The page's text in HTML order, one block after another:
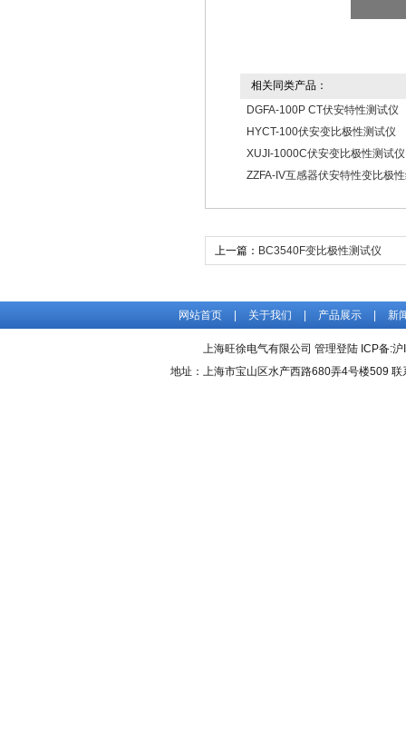
相关同类产品：
DGFA-100P CT伏安特性测试仪
HYCT-100伏安变比极性测试仪
XUJI-1000C伏安变比极性测试仪
ZZFA-IV互感器伏安特性变比极
上一篇： BC3540F变比极性测试仪
网站首页 关于我们 产品展示 新
上海旺徐电气有限公司 管理登陆 ICP备:沪
地址：上海市宝山区水产西路680弄4号楼509